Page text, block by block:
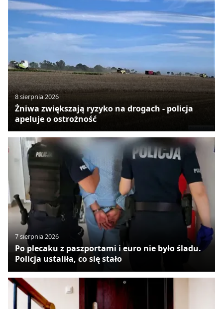
8 sierpnia 2026
Żniwa zwiększają ryzyko na drogach - policja
apeluje o ostrożność
7 sierpnia 2026
Po plecaku z paszportami i euro nie było śladu.
Policja ustaliła, co się stało